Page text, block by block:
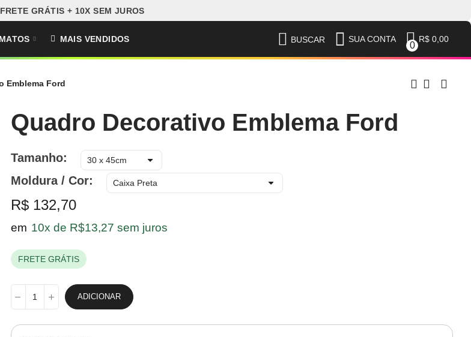
FRETE GRÁTIS + 10X SEM JUROS
MAIS VENDIDOS BUSCAR SUA CONTA
0
R$ 0,00
Emblema Ford
Quadro Decorativo Emblema Ford
Tamanho
Moldura / Cor
R$ 132,70
em 10x de R$13,27 sem juros
FRETE GRÁTIS
ADICIONAR